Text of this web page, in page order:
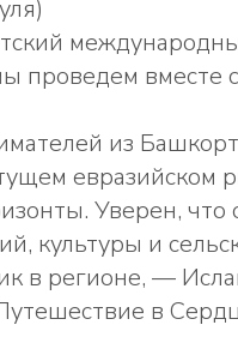
проведем вместе
из
евразийском
Уверен, что
культуры и
в регионе, —
в